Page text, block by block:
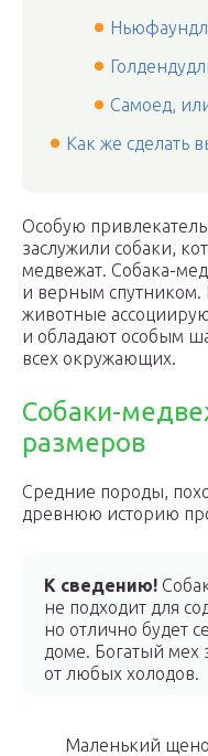
Самоед,
Как же сделать
Особую
заслужили собаки,
медвежат. Собака-
и верным
животные
и обладают особым
всех окружающих.
Собаки-
размеров
Средние породы,
древнюю историю
К сведению!
не подходит для
но отлично будет
доме. Богатый
от любых холодов.
Маленький